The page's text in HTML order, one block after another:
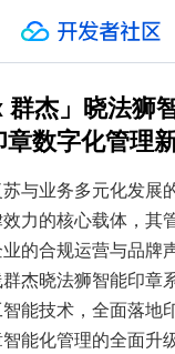
群杰」晓法狮
数字化管理
与业务多元化发展
力的核心载体，其
的合规运营与品牌
杰晓法狮智能印章
能技术，全面落地
能化管理的全面升